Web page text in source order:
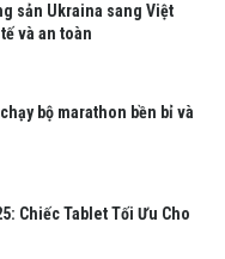
sản Ukraina sang Việt
và an toàn
bộ marathon bền bỉ và
Chiếc Tablet Tối Ưu Cho